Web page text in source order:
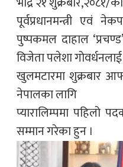
पूर्वप्रधानमन्त्री एवं
पुष्पकमल दाहाल
विजेता पलेशा
खुलमटारमा शुक्रबार
नेपालका लागि
प्यारालिम्पमा पहिलो
सम्मान गरेका हुन ।